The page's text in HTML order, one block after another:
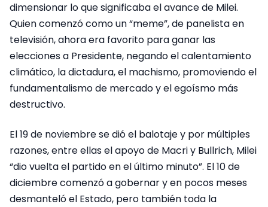
dimensionar lo que significaba el avance de Milei.
Quien comenzó como un “meme”, de panelista en
televisión, ahora era favorito para ganar las
elecciones a Presidente, negando el calentamiento
climático, la dictadura, el machismo, promoviendo el
fundamentalismo de mercado y el egoísmo más
destructivo.
El 19 de noviembre se dió el balotaje y por múltiples
razones, entre ellas el apoyo de Macri y Bullrich, Milei
“dio vuelta el partido en el último minuto”. El 10 de
diciembre comenzó a gobernar y en pocos meses
desmanteló el Estado, pero también toda la